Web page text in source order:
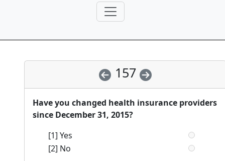
157
Have you changed health insurance providers
since December 31, 2015?
[1] Yes
[2] No